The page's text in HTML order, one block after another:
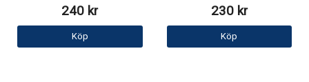
240 kr
Köp
230 kr
Köp